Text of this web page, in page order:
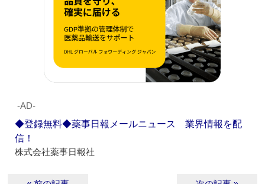
‐AD‐
◆登録無料◆薬事日報メールニュース 業界情報を配
信！
株式会社薬事日報社